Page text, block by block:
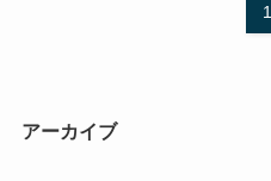
1
アーカイブ